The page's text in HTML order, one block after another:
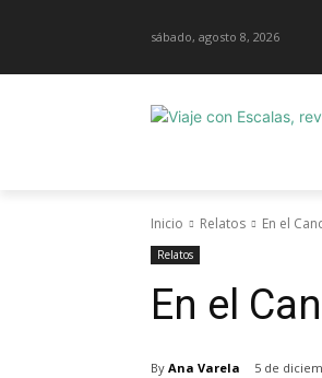
sábado, agosto 8, 2026
Inicio Relatos En el
Relatos
En el
By Ana Varela 5 de